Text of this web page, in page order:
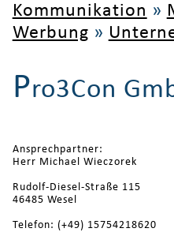
Kommunikation »
Werbung »
Pro3Con
Ansprechpartner:
Herr Michael Wieczorek
Rudolf-Diesel-Straße 115
46485 Wesel
Telefon: (+49) 15754218620